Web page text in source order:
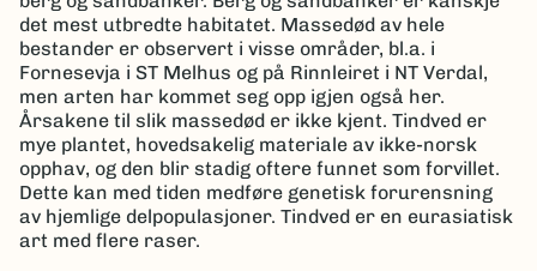
det mest utbredte habitatet. Massedød av hele
bestander er observert i visse områder, bl.a. i
Fornesevja i ST Melhus og på Rinnleiret i NT Verdal,
men arten har kommet seg opp igjen også her.
Årsakene til slik massedød er ikke kjent. Tindved er
mye plantet, hovedsakelig materiale av ikke-norsk
opphav, og den blir stadig oftere funnet som forvillet.
Dette kan med tiden medføre genetisk forurensning
av hjemlige delpopulasjoner. Tindved er en eurasiatisk
art med flere raser.